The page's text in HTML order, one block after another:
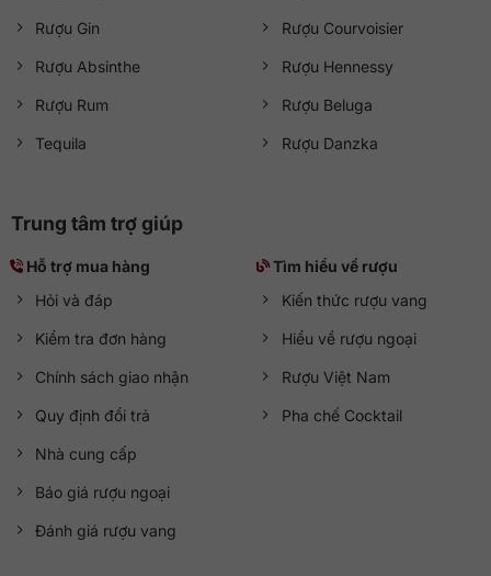
Rượu Gin
Rượu Absinthe
Rượu Rum
Tequila
Rượu Courvoisier
Rượu Hennessy
Rượu Beluga
Rượu Danzka
Trung tâm trợ giúp
Hỗ trợ mua hàng
Hỏi và đáp
Kiểm tra đơn hàng
Chính sách giao nhận
Quy định đổi trả
Nhà cung cấp
Báo giá rượu ngoại
Đánh giá rượu vang
Tìm hiểu về rượu
Kiến thức rượu vang
Hiểu về rượu ngoại
Rượu Việt Nam
Pha chế Cocktail